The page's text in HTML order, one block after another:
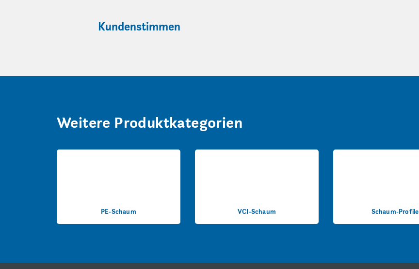
Kundenstimmen
Weitere Produktkategorien
PE-Schaum VCI-Schaum Schaum-Profile